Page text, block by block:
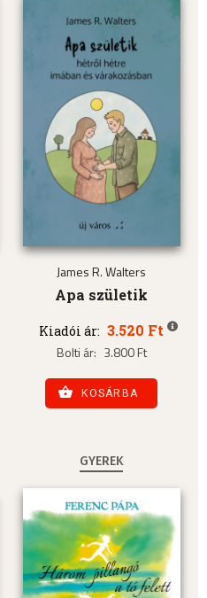
James R. Walters
Apa születik
Kiadói ár: 3.520 Ft
Bolti ár: 3.800 Ft
KOSÁRBA
GYEREK